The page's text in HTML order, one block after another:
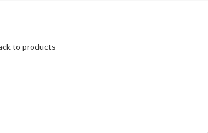
to products